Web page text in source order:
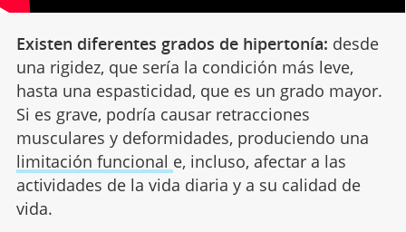
Existen diferentes grados de hipertonía: desde
una rigidez, que sería la condición más leve,
hasta una espasticidad, que es un grado mayor.
Si es grave, podría causar retracciones
musculares y deformidades, produciendo una
limitación funcional e, incluso, afectar a las
actividades de la vida diaria y a su calidad de
vida.